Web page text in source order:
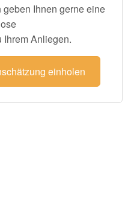
Ihnen gerne eine
Ihrem Anliegen.
einholen